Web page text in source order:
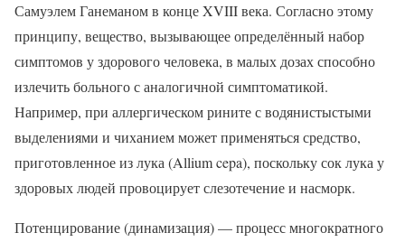
Самуэлем Ганеманом в конце XVIII века. Согласно этому
принципу, вещество, вызывающее определённый набор
симптомов у здорового человека, в малых дозах способно
излечить больного с аналогичной симптоматикой.
Например, при аллергическом рините с водянистыстыми
выделениями и чиханием может применяться средство,
приготовленное из лука (Allium cepa), поскольку сок лука у
здоровых людей провоцирует слезотечение и насморк.
Потенцирование (динамизация) — процесс многократного